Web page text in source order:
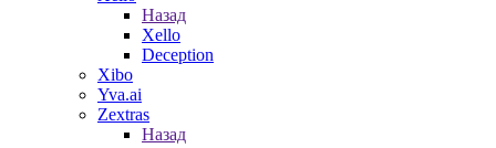
Назад
Xello
Deception
Xibo
Yva.ai
Zextras
Назад